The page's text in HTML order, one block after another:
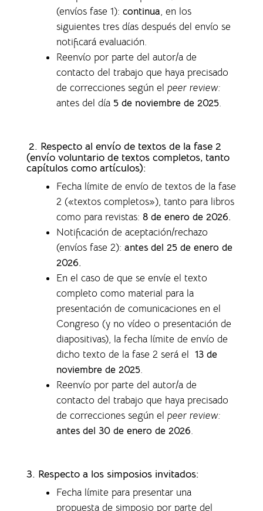
(envíos fase 1): continua, en los
siguientes tres días después del envío se
notificará evaluación.
Reenvío por parte del autor/a de
contacto del trabajo que haya precisado
de correcciones según el peer review:
antes del día 5 de noviembre de 2025.
2. Respecto al envío de textos de la fase 2
(envío voluntario de textos completos, tanto
capítulos como artículos):
Fecha límite de envío de textos de la fase
2 («textos completos»), tanto para libros
como para revistas: 8 de enero de 2026.
Notificación de aceptación/rechazo
(envíos fase 2): antes del 25 de enero de
2026.
En el caso de que se envíe el texto
completo como material para la
presentación de comunicaciones en el
Congreso (y no vídeo o presentación de
diapositivas), la fecha límite de envío de
dicho texto de la fase 2 será el 13 de
noviembre de 2025.
Reenvío por parte del autor/a de
contacto del trabajo que haya precisado
de correcciones según el peer review:
antes del 30 de enero de 2026.
3. Respecto a los simposios invitados:
Fecha límite para presentar una
propuesta de simposio por parte del